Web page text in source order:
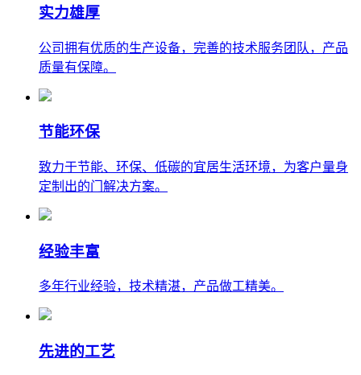
实力雄厚
公司拥有优质的生产设备，完善的技术服务团队，产品
质量有保障。
节能环保
致力于节能、环保、低碳的宜居生活环境，为客户量身
定制出的门解决方案。
经验丰富
多年行业经验，技术精湛，产品做工精美。
先进的工艺